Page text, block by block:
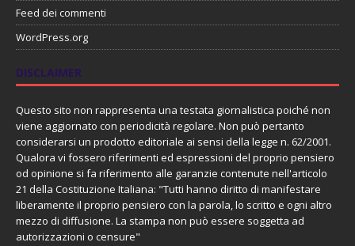
Feed dei commenti
WordPress.org
DISCLAIMER
Questo sito non rappresenta una testata giornalistica poiché non
viene aggiornato con periodicità regolare. Non può pertanto
considerarsi un prodotto editoriale ai sensi della legge n. 62/2001.
Qualora vi fossero riferimenti ed espressioni del proprio pensiero
od opinione si fa riferimento alle garanzie contenute nell'articolo
21 della Costituzione Italiana: "Tutti hanno diritto di manifestare
liberamente il proprio pensiero con la parola, lo scritto e ogni altro
mezzo di diffusione. La stampa non può essere soggetta ad
autorizzazioni o censure"